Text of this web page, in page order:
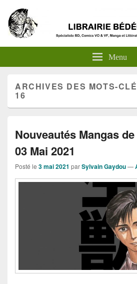
Menu
ARCHIVES DES MOTS-
16
Nouveautés Mangas
03 Mai 2021
Posté le 3 mai 2021 parSylvain Gaydou—